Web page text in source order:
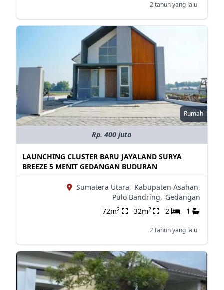
2 tahun yang lalu
Rumah
Rp. 400 juta
LAUNCHING CLUSTER BARU JAYALAND SURYA
BREEZE 5 MENIT GEDANGAN BUDURAN
Sumatera Utara, Kabupaten Asahan,
Pulo Bandring, Gedangan
72m2 32m2 2 1
2 tahun yang lalu